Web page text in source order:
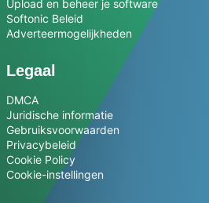
Upload en beheer je software
Softonic Beleid
Adverteermogelijkheden
Legaal
DMCA
Juridische informatie
Gebruiksvoorwaarden
Privacybeleid
Cookie Policy
Cookie-instellingen